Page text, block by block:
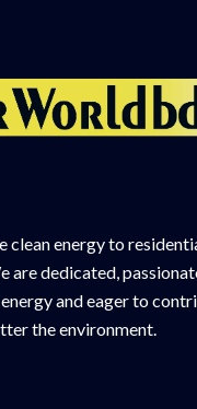
energy to
are dedicated,
and eager to
the environment.